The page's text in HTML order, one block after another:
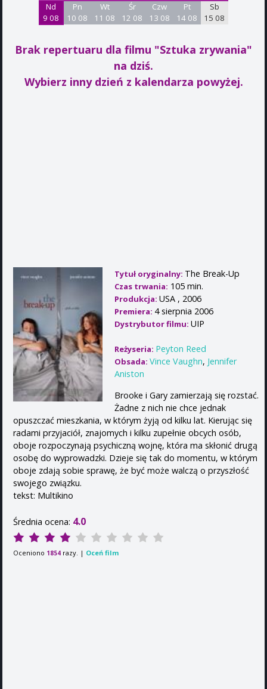
Nd
9 08
Pn
10 08
Wt
11 08
Śr
12 08
Czw
13 08
Pt
14 08
Sb
15 08
Brak repertuaru dla filmu "Sztuka zrywania"
na dziś.
Wybierz inny dzień z kalendarza powyżej.
Tytuł oryginalny: The Break-Up
Czas trwania: 105 min.
Produkcja: USA , 2006
Premiera: 4 sierpnia 2006
Dystrybutor filmu: UIP
Reżyseria: Peyton Reed
Obsada: Vince Vaughn, Jennifer
Aniston
Brooke i Gary zamierzają się rozstać.
Żadne z nich nie chce jednak
opuszczać mieszkania, w którym żyją od kilku lat. Kierując się
radami przyjaciół, znajomych i kilku zupełnie obcych osób,
oboje rozpoczynają psychiczną wojnę, która ma skłonić drugą
osobę do wyprowadzki. Dzieje się tak do momentu, w którym
oboje zdają sobie sprawę, że być może walczą o przyszłość
swojego związku.
tekst: Multikino
Średnia ocena: 4.0
Oceniono 1854 razy. | Oceń film